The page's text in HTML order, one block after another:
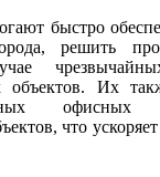
быстро
решить
объектов. Их
офисных
что